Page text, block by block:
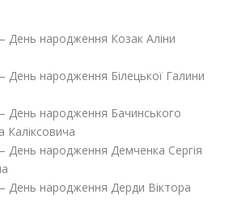
День народження Козак Аліни
День народження Білецької Галини
День народження Бачинського
Каліксовича
День народження Демченка Сергія
День народження Дерди Віктора